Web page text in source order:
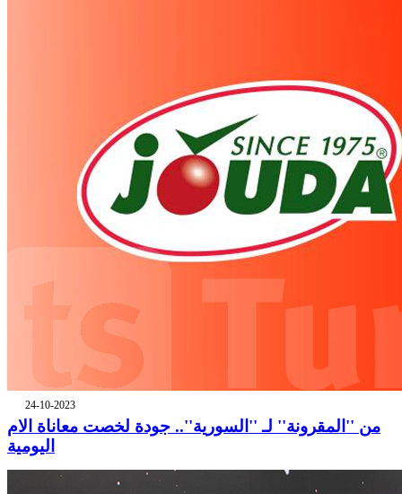
24-10-2023
من ''المقرونة'' لـ ''السورية''.. جودة لخصت معاناة الام
اليومية